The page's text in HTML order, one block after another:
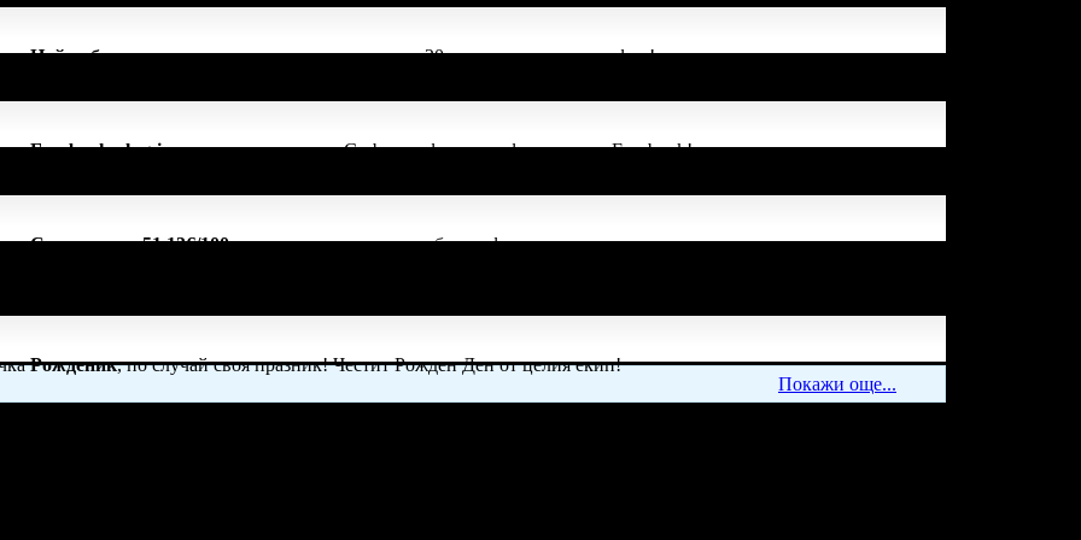
Най-добра дружка, защото вече има повече от 20 приятели в своя профил!
Facebook plug-in, защото свърза своя Grabo профил с профила си във Facebook!
Спестих над 51.13€/100лв, защото докато си грабеше оферти успя да спести над
Рожденик, по случай своя празник! Честит Рожден Ден от целия екип!
Покажи още...